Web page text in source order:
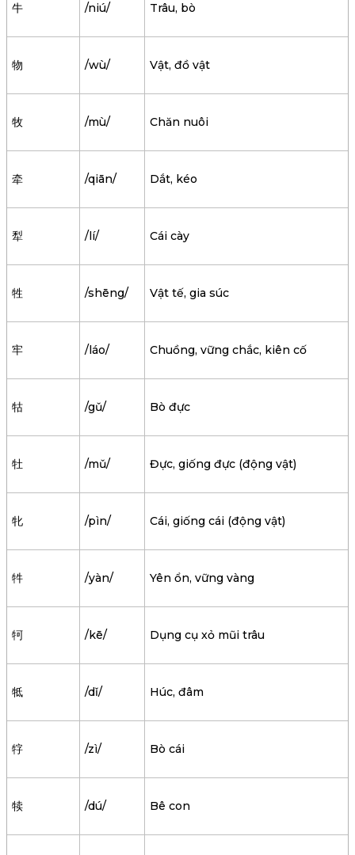
牛 /niú/ Trâu, bò
物 /wù/ Vật, đồ vật
牧 /mù/ Chăn nuôi
牵 /qiān/ Dắt, kéo
犁 /lí/ Cái cày
牲 /shēng/ Vật tế, gia súc
牢 /láo/ Chuồng, vững chắc, kiên cố
牯 /gǔ/ Bò đực
牡 /mǔ/ Đực, giống đực (động vật)
牝 /pìn/ Cái, giống cái (động vật)
牪 /yàn/ Yên ổn, vững vàng
牱 /kē/ Dụng cụ xỏ mũi trâu
牴 /dǐ/ Húc, đâm
牸 /zì/ Bò cái
犊 /dú/ Bê con